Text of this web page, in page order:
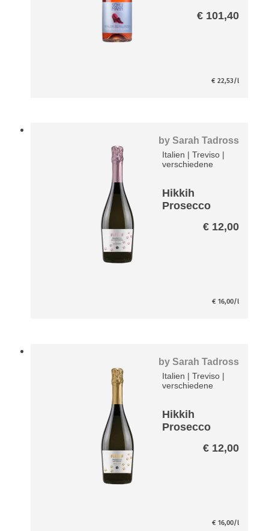
Pink Paket
€101,40
€ 22,53/l
by Sarah Tadross
Italien |Treviso |
verschiedene
Hikkih
Prosecco
Treviso Brut
€12,00
€ 16,00/l
by Sarah Tadross
Italien |Treviso |
verschiedene
Hikkih
Prosecco
€12,00
€ 16,00/l